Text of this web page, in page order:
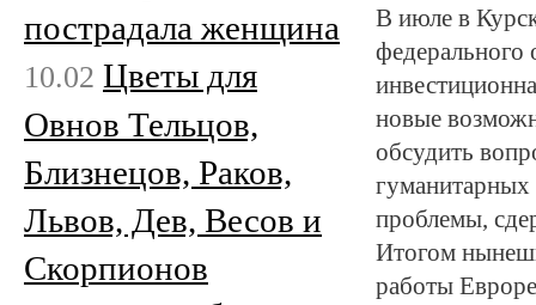
В июле в
федерального
новые
обсудить
проблемы,
Итогом
работы
пострадала женщина
10.02 Цветы для
Овнов Тельцов,
Близнецов, Раков,
Львов, Дев, Весов и
Скорпионов